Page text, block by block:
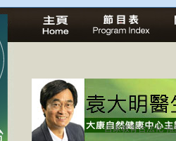
自家教育合法化-